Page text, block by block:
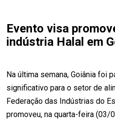
Evento visa
indústria Halal em
Na última semana, Goiânia foi
significativo para o setor de
Federação das Indústrias do
promoveu, na quarta-feira (03/